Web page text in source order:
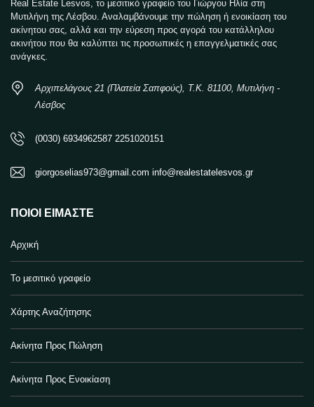
Real Estate Lesvos, το μεσιτικό γραφείο του Γιώργου Ηλία στη
Μυτιλήνη της Λέσβου. Αναλαμβάνουμε την πώληση ή ενοικίαση του
ακίνητου σας, αλλά και την εύρεση προς αγορά του κατάλληλου
ακινήτου που θα καλύπτει τις προσωπικές η επαγγελματικές σας
ανάγκες.
Αρχιπελάγους 21 (Πλατεία Σαπφούς), Τ.Κ. 81100, Μυτιλήνη -
Λέσβος
(0030) 6934962587 2251020151
giorgoselias973@gmail.com info@realestatelesvos.gr
ΠΟΙΟΙ ΕΊΜΑΣΤΕ
Αρχική
Το μεσιτικό γραφείο
Χάρτης Αναζήτησης
Ακίνητα Προς Πώληση
Ακίνητα Προς Ενοικίαση